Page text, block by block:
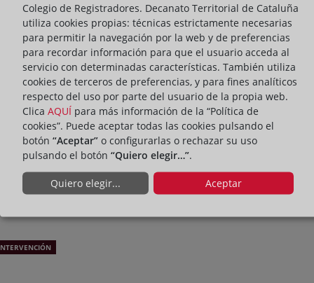
Colegio de Registradores. Decanato Territorial de Cataluña
utiliza cookies propias: técnicas estrictamente necesarias
para permitir la navegación por la web y de preferencias
para recordar información para que el usuario acceda al
servicio con determinadas características. También utiliza
cookies de terceros de preferencias, y para fines analíticos
respecto del uso por parte del usuario de la propia web.
Clica AQUÍ para más información de la “Política de
cookies”. Puede aceptar todas las cookies pulsando el
botón “Aceptar” o configurarlas o rechazar su uso
pulsando el botón “Quiero elegir…”.
Quiero elegir... Aceptar